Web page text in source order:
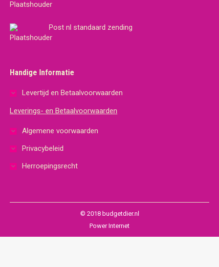
Post nl standaard zending
Handige Informatie
Levertijd en Betaalvoorwaarden
Leverings- en Betaalvoorwaarden
Algemene voorwaarden
Privacybeleid
Herroepingsrecht
© 2018 budgetdier.nl
Power Internet